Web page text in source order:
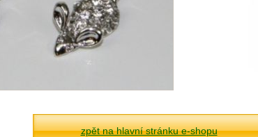
zpět na hlavní stránku e-shopu